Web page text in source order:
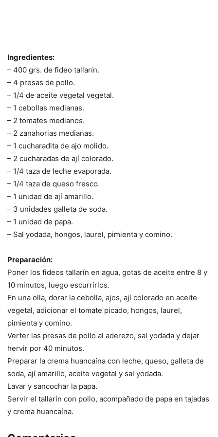
Ingredientes:
– 400 grs. de fideo tallarín.
– 4 presas de pollo.
– 1/4 de aceite vegetal vegetal.
– 1 cebollas medianas.
– 2 tomates medianos.
– 2 zanahorias medianas.
– 1 cucharadita de ajo molido.
– 2 cucharadas de ají colorado.
– 1/4 taza de leche evaporada.
– 1/4 taza de queso fresco.
– 1 unidad de ají amarillo.
– 3 unidades galleta de soda.
– 1 unidad de papa.
– Sal yodada, hongos, laurel, pimienta y comino.
Preparación:
Poner los fideos tallarín en agua, gotas de aceite entre 8 y
10 minutos, luego escurrirlos.
En una olla, dorar la cebolla, ajos, ají colorado en aceite
vegetal, adicionar el tomate picado, hongos, laurel,
pimienta y comino.
Verter las presas de pollo al aderezo, sal yodada y dejar
hervir por 40 minutos.
Preparar la crema huancaína con leche, queso, galleta de
soda, ají amarillo, aceite vegetal y sal yodada.
Lavar y sancochar la papa.
Servir el tallarín con pollo, acompañado de papa en tajadas
y crema huancaína.